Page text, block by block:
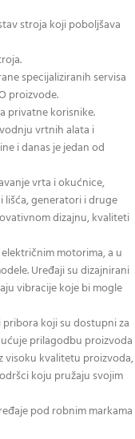
stroja koji poboljšava
specijaliziranih servisa
proizvode.
privatne korisnike.
vrtnih alata i
i danas je jedan od
vrta i okućnice,
lišća, generatori i druge
dizajnu, kvaliteti
motorima, a u
Uređaji su dizajnirani
vibracije koje bi mogle
koji su dostupni za
prilagodbu proizvoda
visoku kvalitetu proizvoda,
koju pružaju svojim
pod robnim markama